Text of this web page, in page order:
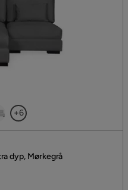
+6
dyp, Mørkegrå